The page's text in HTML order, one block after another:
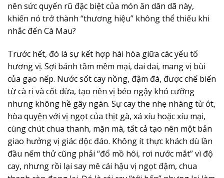
nên sức quyến rũ đặc biệt của món ăn dân dã này,
khiến nó trở thành “thương hiệu” không thể thiếu khi
nhắc đến Cà Mau?
Trước hết, đó là sựkết hợp hài hòa giữa các yếu tố
hương vị. Sợi bánh tầm mềm mại, dai dai, mang vị bùi
của gạo nếp. Nước sốt cay nồng, đậm đà, được chế biến
từ cà ri và cốt dừa, tạo nên vị béo ngậy khó cưỡng
nhưng không hề gây ngán. Sự cay the nhẹ nhàng từ ớt,
hòa quyện với vị ngọt của thịt gà, xá xíu hoặc xíu mại,
cùng chút chua thanh, mặn mà, tất cả tạo nên một bản
giao hưởng vị giác độc đáo. Không ít thực khách dù lần
đầu nếm thử cũng phải “đổ mồ hôi, rơi nước mắt” vì độ
cay, nhưng rồi lại say mê cái hậu vị ngọt đậm, chua